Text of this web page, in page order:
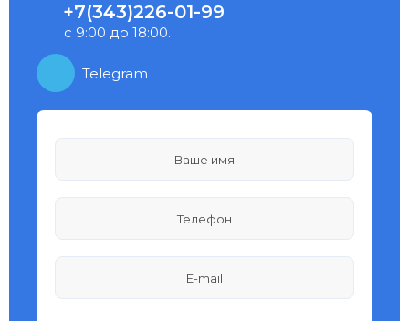
+7(343)226-01-99
с 9:00 до 18:00.
Telegram